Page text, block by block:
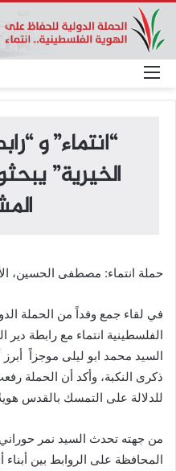
القائمة
“انتماء” و
الخيرية”
حملة انتماء: مصطفى الحسين، الأربعاء في
في لقاء جمع وفداً من الحملة
الفلسطينية انتماء مع رابطة
السيد محمد ابو ليلى موجزاً أبرز
ذكرى النكبة، وأكد أن الحملة
للدلالة على التمسك بالقدس
من جهته تحدث السيد نمر
المحافظة على الروابط بين أبناء